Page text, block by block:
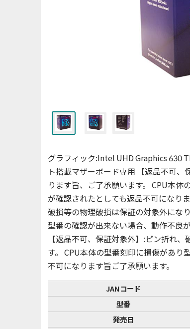
グラフィック:Intel UHD Graphics 630
ト搭載マザーボード専用 【返品不可
ります旨、ご了承願います。 CPU本
が確認されたとしても返品不可になり
破損等の物理破損は保証の対象外にな
型番の確認が出来ない場合、動作不良
【返品不可、保証対象外】:ピン折れ
す。 CPU本体の型番刻印に損傷があり
不可になります旨ご了承願います。
JANコード
型番
発売日